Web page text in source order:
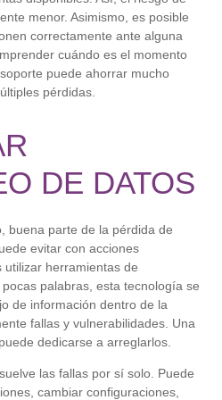
menor. Asimismo, es posible
correctamente ante alguna
cuándo es el momento
puede ahorrar mucho
pérdidas.
DE DATOS
buena parte de la pérdida de
evitar con acciones
utilizar herramientas de
palabras, esta tecnología se
de información dentro de la
fallas y vulnerabilidades. Una
dedicarse a arreglarlos.
las fallas por sí solo. Puede
cambiar configuraciones,